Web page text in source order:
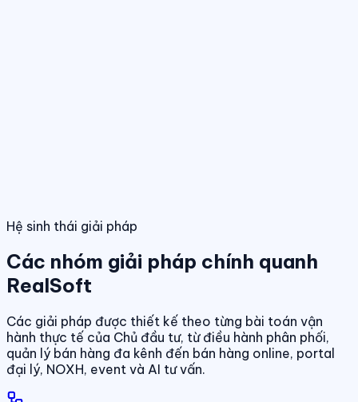
Hệ sinh thái giải pháp
Các nhóm giải pháp chính quanh
RealSoft
Các giải pháp được thiết kế theo từng bài toán vận
hành thực tế của Chủ đầu tư, từ điều hành phân phối,
quản lý bán hàng đa kênh đến bán hàng online, portal
đại lý, NOXH, event và AI tư vấn.